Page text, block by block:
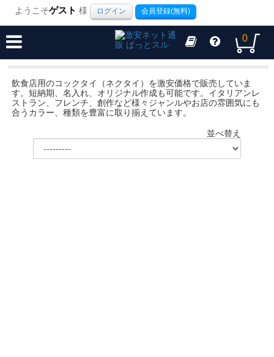
ようこそゲスト 様 ログイン 会員登録(無料)
0
飲食店用のコックタイ（ネクタイ）を激安価格で販売していま
す。短納期、名入れ、オリジナル作成も可能です。イタリアンレ
ストラン、フレンチ、創作など様々ジャンルやお店の雰囲気にも
合うカラー、種類を豊富に取り揃えています。
並べ替え